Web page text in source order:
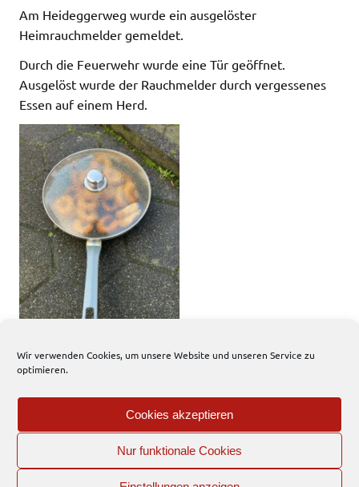
Wir verwenden Cookies, um unsere Website und unseren Service zu
optimieren.
Cookies akzeptieren
Nur funktionale Cookies
Am Heideggerweg wurde ein ausgelöster
Heimrauchmelder gemeldet.
Durch die Feuerwehr wurde eine Tür geöffnet.
Ausgelöst wurde der Rauchmelder durch vergessenes
Essen auf einem Herd.
197 total views
EFD